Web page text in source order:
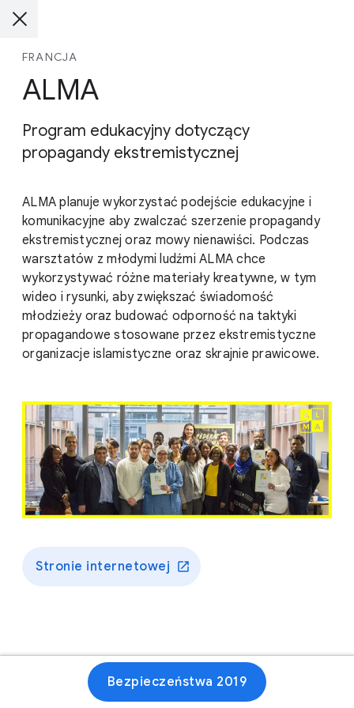
FRANCJA
ALMA
Program edukacyjny dotyczący
propagandy ekstremistycznej
ALMA planuje wykorzystać podejście edukacyjne i
komunikacyjne aby zwalczać szerzenie propagandy
ekstremistycznej oraz mowy nienawiści. Podczas
warsztatów z młodymi ludźmi ALMA chce
wykorzystywać różne materiały kreatywne, w tym
wideo i rysunki, aby zwiększać świadomość
młodzieży oraz budować odporność na taktyki
propagandowe stosowane przez ekstremistyczne
organizacje islamistyczne oraz skrajnie prawicowe.
Stronie internetowej
Bezpieczeństwa 2019